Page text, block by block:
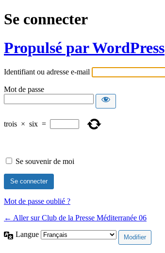
Se connecter
Propulsé par WordPress
Identifiant ou adresse e-mail
Mot de passe
trois × six =
Se souvenir de moi
Mot de passe oublié ?
← Aller sur Club de la Presse Méditerranée 06
Langue